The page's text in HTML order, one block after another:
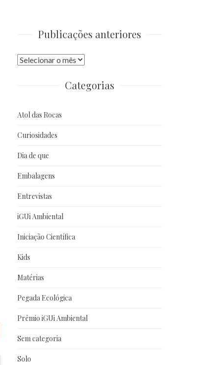
Publicações anteriores
Publicações
Categorias
Atol das Rocas
Curiosidades
Dia de que
Embalagens
Entrevistas
iGUi Ambiental
Iniciação Científica
Kids
Matérias
Pegada Ecológica
Prêmio iGUi Ambiental
Sem categoria
Solo